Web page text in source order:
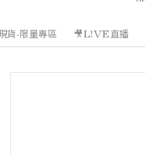
·限量專區 🎥L!VE直播